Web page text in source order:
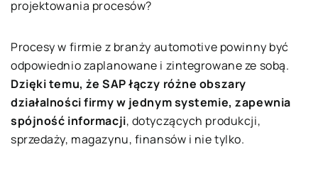
projektowania procesów?
Procesy w firmie z branży automotive powinny być
odpowiednio zaplanowane i zintegrowane ze sobą.
Dzięki temu, że SAP łączy różne obszary
działalności firmy w jednym systemie, zapewnia
spójność informacji, dotyczących produkcji,
sprzedaży, magazynu, finansów i nie tylko.